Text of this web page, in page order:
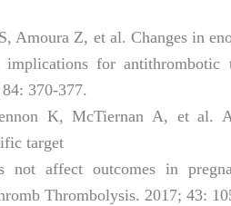
Amoura Z, et al. Changes in
implications for antithrombotic
370-377.
K, McTiernan A, et al.
target
not affect outcomes in
Thrombolysis. 2017; 43: